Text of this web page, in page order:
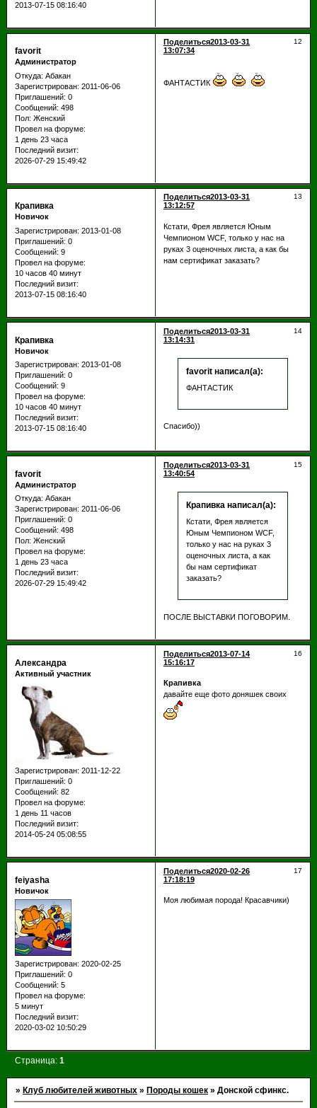
2013-07-15 08:16:40
Поделиться 12
2013-03-31
13:07:34
favorit
Администратор
Откуда: Абакан
Зарегистрирован: 2011-06-06
Приглашений: 0
Сообщений: 498
Пол: Женский
Провел на форуме:
1 день 23 часа
Последний визит:
2026-07-29 15:49:42
ФАНТАСТИК
Поделиться 13
2013-03-31
13:12:57
Крапивка
Новичок
Зарегистрирован: 2013-01-08
Приглашений: 0
Сообщений: 9
Провел на форуме:
10 часов 40 минут
Последний визит:
2013-07-15 08:16:40
Кстати, Фрея является Юным
Чемпионом WCF, только у нас на
руках 3 оценочных листа, а как бы
нам сертификат заказать?
Поделиться 14
2013-03-31
13:14:31
Крапивка
Новичок
Зарегистрирован: 2013-01-08
Приглашений: 0
Сообщений: 9
Провел на форуме:
10 часов 40 минут
Последний визит:
2013-07-15 08:16:40
favorit написал(а):
ФАНТАСТИК
Спасибо))
Поделиться 15
2013-03-31
13:40:54
favorit
Администратор
Откуда: Абакан
Зарегистрирован: 2011-06-06
Приглашений: 0
Сообщений: 498
Пол: Женский
Провел на форуме:
1 день 23 часа
Последний визит:
2026-07-29 15:49:42
Крапивка написал(а):
Кстати, Фрея является
Юным Чемпионом WCF,
только у нас на руках 3
оценочных листа, а как
бы нам сертификат
заказать?
ПОСЛЕ ВЫСТАВКИ ПОГОВОРИМ.
Поделиться 16
2013-07-14
15:16:17
Александра
Активный участник
Зарегистрирован: 2011-12-22
Приглашений: 0
Сообщений: 82
Провел на форуме:
1 день 11 часов
Последний визит:
2014-05-24 05:08:55
Крапивка
давайте еще фото доняшек своих
Поделиться 17
2020-02-26
17:18:19
feiyasha
Новичок
Зарегистрирован: 2020-02-25
Приглашений: 0
Сообщений: 5
Провел на форуме:
5 минут
Последний визит:
2020-03-02 10:50:29
Моя любимая порода! Красавчики)
Страница:1
»Клуб любителей животных »Породы кошек »Донской сфинкс.